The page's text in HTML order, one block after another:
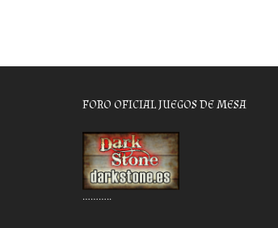
FORO OFICIAL JUEGOS DE MESA
………..